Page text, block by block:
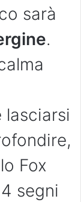
sarà
.
lasciarsi
Fox
segni